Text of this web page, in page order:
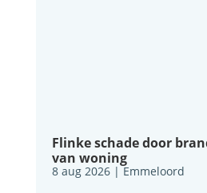
Flinke schade door
van woning
8 aug 2026|Emmeloord